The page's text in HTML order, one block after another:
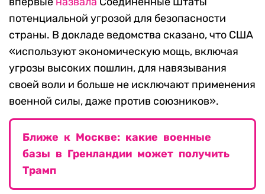
потенциальной угрозой для безопасности
страны. В докладе ведомства сказано, что США
«используют экономическую мощь, включая
угрозы высоких пошлин, для навязывания
своей воли и больше не исключают применения
военной силы, даже против союзников».
Ближе к Москве: какие военные
базы в Гренландии может получить
Трамп